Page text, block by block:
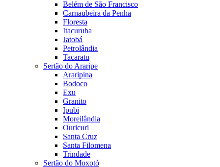
Belém de São Francisco
Carnaubeira da Penha
Floresta
Itacuruba
Jatobá
Petrolândia
Tacaratu
Sertão do Araripe
Araripina
Bodoco
Exu
Granito
Ipubi
Moreilândia
Ouricuri
Santa Cruz
Santa Filomena
Trindade
Sertão do Moxotó